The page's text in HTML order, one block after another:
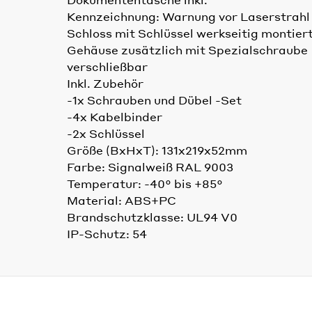
Kennzeichnung: Warnung vor Laserstrahl
Schloss mit Schlüssel werkseitig
Gehäuse zusätzlich mit Spezialschraube
verschließbar
Inkl. Zubehör
-1x Schrauben und Dübel -Set
-4x Kabelbinder
-2x Schlüssel
Größe (BxHxT): 131x219x52mm
Farbe: Signalweiß RAL 9003
Temperatur: -40° bis +85°
Material: ABS+PC
Brandschutzklasse: UL94 V0
IP-Schutz: 54